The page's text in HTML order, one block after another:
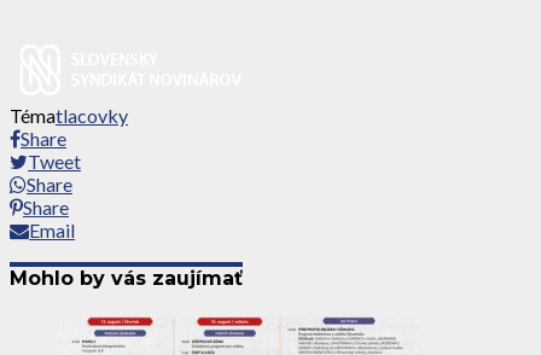
Tématlacovky
Share
Tweet
Share
Share
Email
Mohlo by vás zaujímať